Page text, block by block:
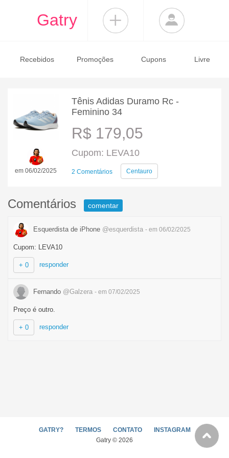
Gatry
Recebidos Promoções Cupons Livre
em 06/02/2025
Tênis Adidas Duramo Rc -
Feminino 34
R$ 179,05
Cupom: LEVA10
2 Comentários Centauro
Comentários comentar
Esquerdista de iPhone @esquerdista - em 06/02/2025
Cupom: LEVA10
+ 0 responder
Fernando @Galzera - em 07/02/2025
Preço é outro.
+ 0 responder
GATRY? TERMOS CONTATO
INSTAGRAM
Gatry © 2026